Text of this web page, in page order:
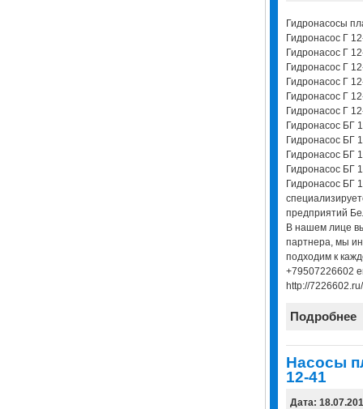
Гидронасосы
Гидронасос Г
Гидронасос Г
Гидронасос Г
Гидронасос Г
Гидронасос Г
Гидронасос Г
Гидронасос БГ
Гидронасос БГ
Гидронасос БГ
Гидронасос БГ
Гидронасос БГ
предприятий
В нашем лице
партнера, мы
подходим к
+79507226602
http://7226602.ru/
Подробнее
Насосы
12-41
Дата: